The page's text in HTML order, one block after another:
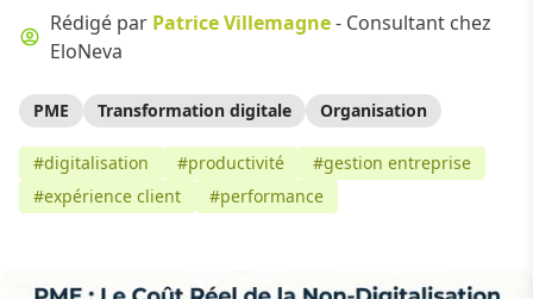
Rédigé par Patrice Villemagne- Consultant chez
EloNeva
PME Transformation digitale Organisation
#digitalisation #productivité
#gestion entreprise
#expérience client
#performance